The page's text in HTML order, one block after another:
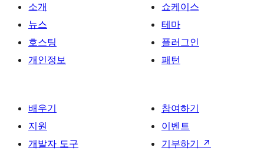
소개
뉴스
호스팅
개인정보
쇼케이스
테마
플러그인
패턴
배우기
지원
개발자 도구
참여하기
이벤트
기부하기 ↗